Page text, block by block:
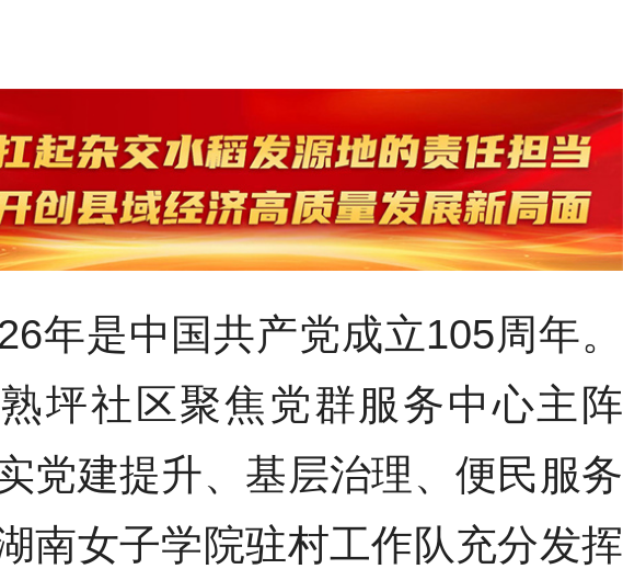
年是中国共产党成立105周年。
坪社区聚焦党群服务中心主阵
党建提升、基层治理、便民服务
南女子学院驻村工作队充分发挥